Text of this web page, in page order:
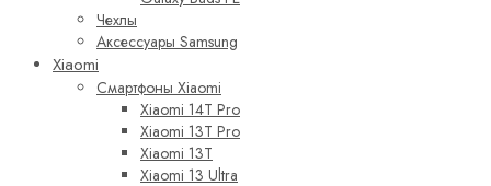
Чехлы
Аксессуары Samsung
Xiaomi
Смартфоны Xiaomi
Xiaomi 14T Pro
Xiaomi 13T Pro
Xiaomi 13T
Xiaomi 13 Ultra